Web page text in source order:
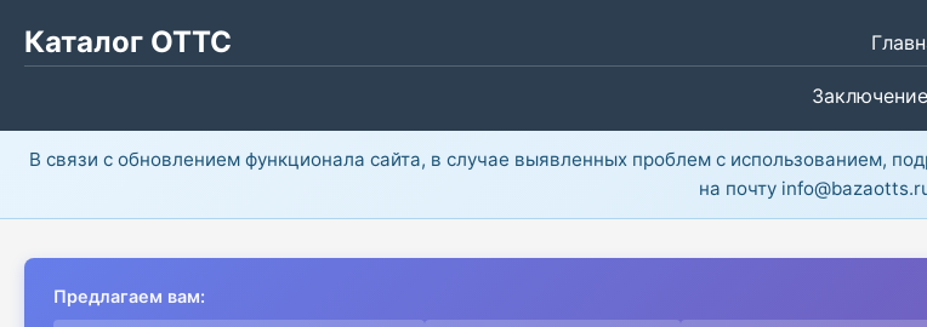
Каталог ОТТС
В связи с обновлением функционала сайта, в случае выявленных проблем с использованием,
на почту
Предлагаем вам: